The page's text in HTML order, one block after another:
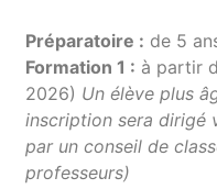
Préparatoire : de 5
Formation 1 : à partir
2026) Un élève plus
inscription sera dirigé
par un conseil de
professeurs)